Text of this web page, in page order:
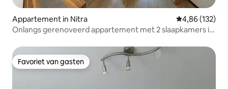
Appartement in Nitra Gemiddelde
4,86 (132)
Onlangs gerenoveerd appartement met 2 slaapkamers in
Favoriet van gasten
Favoriet van gasten